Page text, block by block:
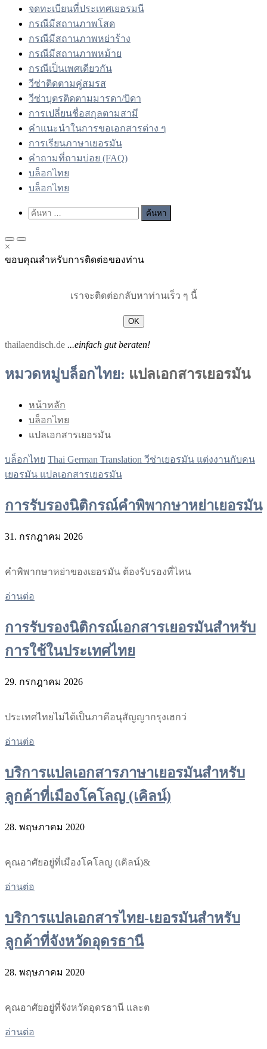
จดทะเบียนที่ประเทศเยอรมนี
กรณีมีสถานภาพโสด
กรณีมีสถานภาพหย่าร้าง
กรณีมีสถานภาพหม้าย
กรณีเป็นเพศเดียวกัน
วีซ่าติดตามคู่สมรส
วีซ่าบุตรติดตามมารดา/บิดา
การเปลี่ยนชื่อสกุลตามสามี
คำแนะนำในการขอเอกสารต่าง ๆ
การเรียนภาษาเยอรมัน
คำถามที่ถามบ่อย (FAQ)
บล็อกไทย
บล็อกไทย
Show
Search
ค้นหา
Primary
for
Primary
for
×
ขอบคุณสำหรับการติดต่อของท่าน
เราจะติดต่อกลับหาท่านเร็ว ๆ นี้
OK
thailaendisch.de ...einfach gut beraten!
หมวดหมู่บล็อกไทย: แปลเอกสารเยอรมัน
หน้าหลัก
บล็อกไทย
แปลเอกสารเยอรมัน
บล็อกไทย Thai German Translation วีซ่าเยอรมัน แต่งงานกับคน
เยอรมัน แปลเอกสารเยอรมัน
การรับรองนิติกรณ์คำพิพากษาหย่าเยอรมัน
31. กรกฎาคม 2026
คำพิพากษาหย่าของเยอรมัน ต้องรับรองที่ไหน
อ่านต่อ
การรับรองนิติกรณ์เอกสารเยอรมันสำหรับ
การใช้ในประเทศไทย
29. กรกฎาคม 2026
ประเทศไทยไม่ได้เป็นภาคีอนุสัญญากรุงเฮกว่
อ่านต่อ
บริการแปลเอกสารภาษาเยอรมันสำหรับ
ลูกค้าที่เมืองโคโลญ (เคิลน์)
28. พฤษภาคม 2020
คุณอาศัยอยู่ที่เมืองโคโลญ (เคิลน์)&
อ่านต่อ
บริการแปลเอกสารไทย-เยอรมันสำหรับ
ลูกค้าที่จังหวัดอุดรธานี
28. พฤษภาคม 2020
คุณอาศัยอยู่ที่จังหวัดอุดรธานี และต
อ่านต่อ